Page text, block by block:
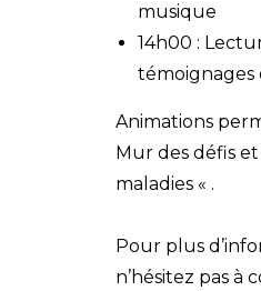
musique
14h00 :
témoignages
Animations
Mur des défis
maladies « .
Pour plus
n’hésitez pas à